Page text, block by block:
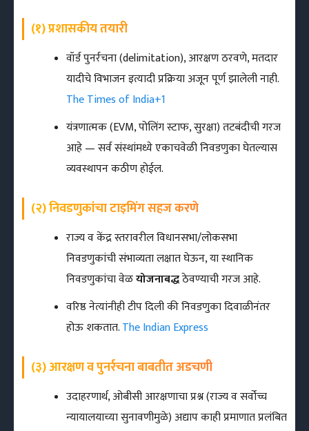
(१) प्रशासकीय तयारी
वॉर्ड पुनर्रचना (delimitation), आरक्षण ठरवणे, मतदार
यादीचे विभाजन इत्यादी प्रक्रिया अजून पूर्ण झालेली नाही.
The Times of India+1
यंत्रणात्मक (EVM, पोलिंग स्टाफ, सुरक्षा) तटबंदीची गरज
आहे — सर्व संस्थांमध्ये एकाचवेळी निवडणुका घेतल्यास
व्यवस्थापन कठीण होईल.
(२) निवडणुकांचा टाइमिंग सहज करणे
राज्य व केंद्र स्तरावरील विधानसभा/लोकसभा
निवडणुकांची संभाव्यता लक्षात घेऊन, या स्थानिक
निवडणुकांचा वेळयोजना‌बद्धठेवण्याची गरज आहे.
वरिष्ठ नेत्यांनीही टीप दिली की निवडणुका दिवाळीनंतर
होऊ शकतात.The Indian Express
(३) आरक्षण व पुनर्रचना बाबतीत अडचणी
उदाहरणार्थ, ओबीसी आरक्षणाचा प्रश्न (राज्य व सर्वोच्च
न्यायालयाच्या सुनावणीमुळे) अद्याप काही प्रमाणात प्रलंबित